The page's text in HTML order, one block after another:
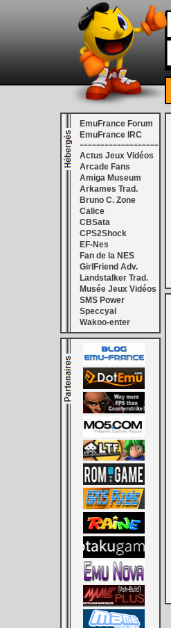
EmuFrance Forum
EmuFrance IRC
===================
Actus Jeux Vidéos
Arcade Fans
Amiga Museum
Arkames Trad.
Bruno C. Zone
Calice
CBSata
CPS2Shock
EF-Nes
Fan de la NES
GirlFriend Adv.
Landstalker Trad.
Musée Jeux Vidéos
SMS Power
Speccyal
Wakoo-enter